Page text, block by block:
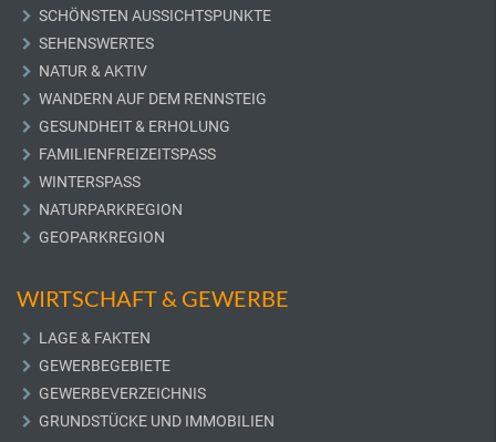
SCHÖNSTEN AUSSICHTSPUNKTE
SEHENSWERTES
NATUR & AKTIV
WANDERN AUF DEM RENNSTEIG
GESUNDHEIT & ERHOLUNG
FAMILIENFREIZEITSPASS
WINTERSPASS
NATURPARKREGION
GEOPARKREGION
WIRTSCHAFT & GEWERBE
LAGE & FAKTEN
GEWERBEGEBIETE
GEWERBEVERZEICHNIS
GRUNDSTÜCKE UND IMMOBILIEN